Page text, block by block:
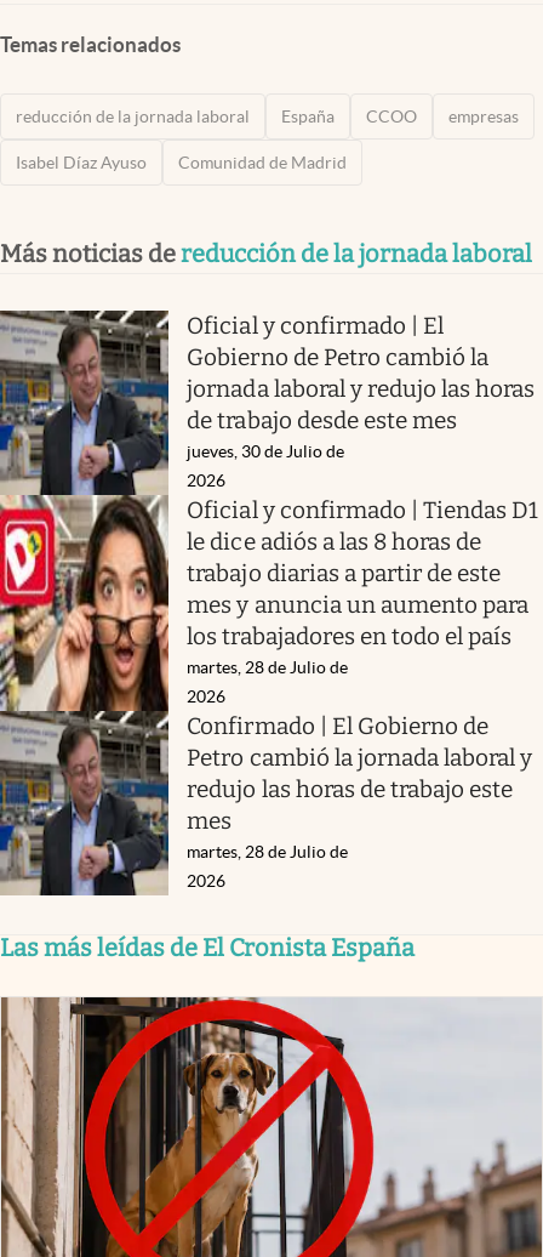
Temas relacionados
reducción de la jornada laboral España CCOO empresas
Isabel Díaz Ayuso Comunidad de Madrid
Más noticias dereducción de la jornada laboral
Oficial y confirmado | El
Gobierno de Petro cambió la
jornada laboral y redujo las horas
de trabajo desde este mes
jueves, 30 de Julio de
2026
Oficial y confirmado | Tiendas D1
le dice adiós a las 8 horas de
trabajo diarias a partir de este
mes y anuncia un aumento para
los trabajadores en todo el país
martes, 28 de Julio de
2026
Confirmado | El Gobierno de
Petro cambió la jornada laboral y
redujo las horas de trabajo este
mes
martes, 28 de Julio de
2026
Las más leídas de El Cronista España